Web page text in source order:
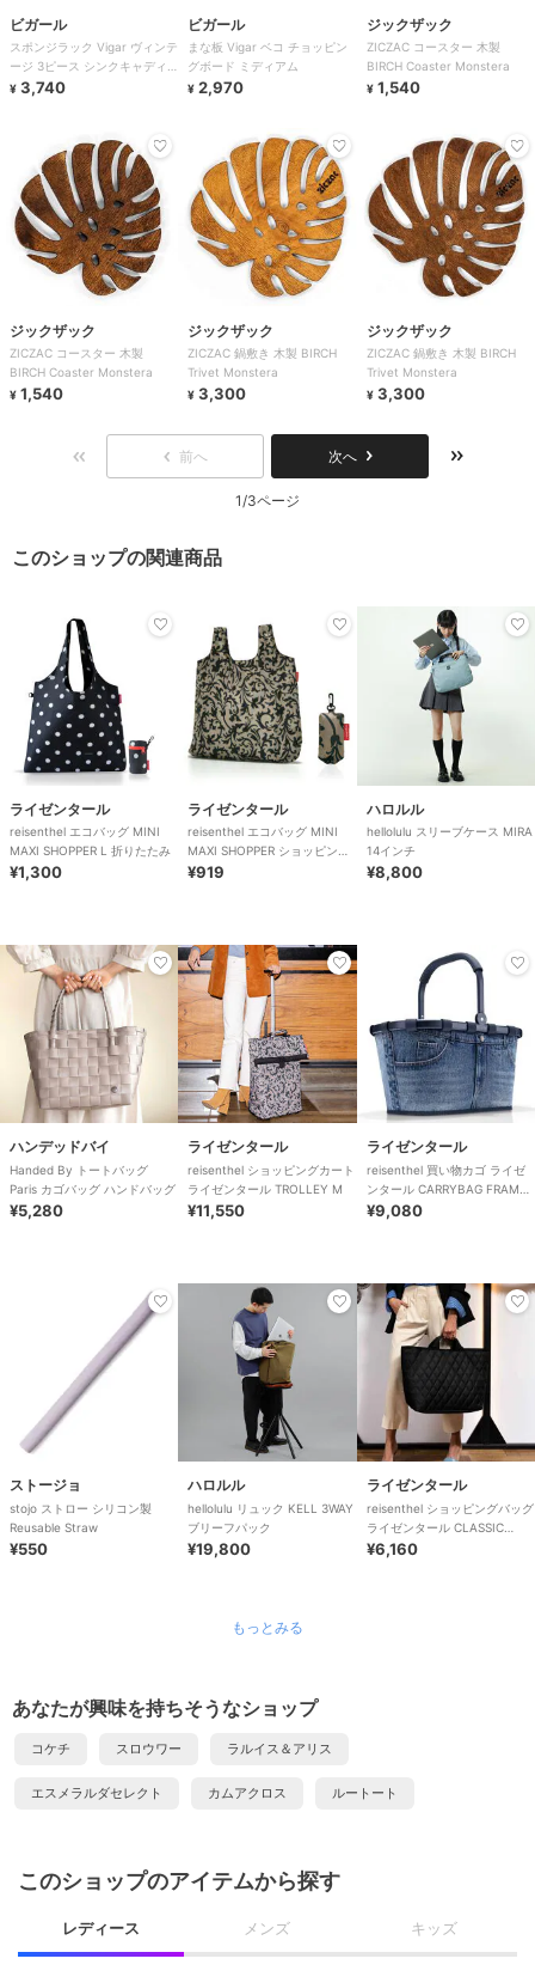
ビガール
スポンジラック Vigar ヴィンテ
ージ 3ピース シンクキャディ
セット
¥ 3,740
ビガール
まな板 Vigar ベコ チョッピン
グボード ミディアム
¥ 2,970
ジックザック
ZICZAC コースター 木製
BIRCH Coaster Monstera
¥ 1,540
ジックザック
ZICZAC コースター 木製
BIRCH Coaster Monstera
¥ 1,540
ジックザック
ZICZAC 鍋敷き 木製 BIRCH
Trivet Monstera
¥ 3,300
ジックザック
ZICZAC 鍋敷き 木製 BIRCH
Trivet Monstera
¥ 3,300
前へ 次へ
1/3ページ
このショップの関連商品
ライゼンタール
reisenthel エコバッグ MINI
MAXI SHOPPER L 折りたたみ
¥1,300
ライゼンタール
reisenthel エコバッグ MINI
MAXI SHOPPER ショッピング
バッグ
¥919
ハロルル
hellolulu スリーブケース MIRA
14インチ
¥8,800
ハンデッドバイ
Handed By トートバッグ
Paris カゴバッグ ハンドバッグ
¥5,280
ライゼンタール
reisenthel ショッピングカート
ライゼンタール TROLLEY M
¥11,550
ライゼンタール
reisenthel 買い物カゴ ライゼ
ンタール CARRYBAG FRAME
JEANS
¥9,080
ストージョ
stojo ストロー シリコン製
Reusable Straw
¥550
ハロルル
hellolulu リュック KELL 3WAY
ブリーフパック
¥19,800
ライゼンタール
reisenthel ショッピングバッグ
ライゼンタール CLASSIC
SHOPPER XL
¥6,160
もっとみる
あなたが興味を持ちそうなショップ
コケチ スロウワー ラルイス＆アリス
エスメラルダセレクト カムアクロス ルートート
このショップのアイテムから探す
レディース メンズ キッズ